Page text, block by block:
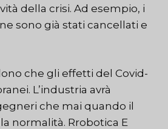
della crisi. Ad esempio, i
sono già stati cancellati e
che gli effetti del Covid-
L’industria avrà
che mai quando il
normalità. Rrobotica E